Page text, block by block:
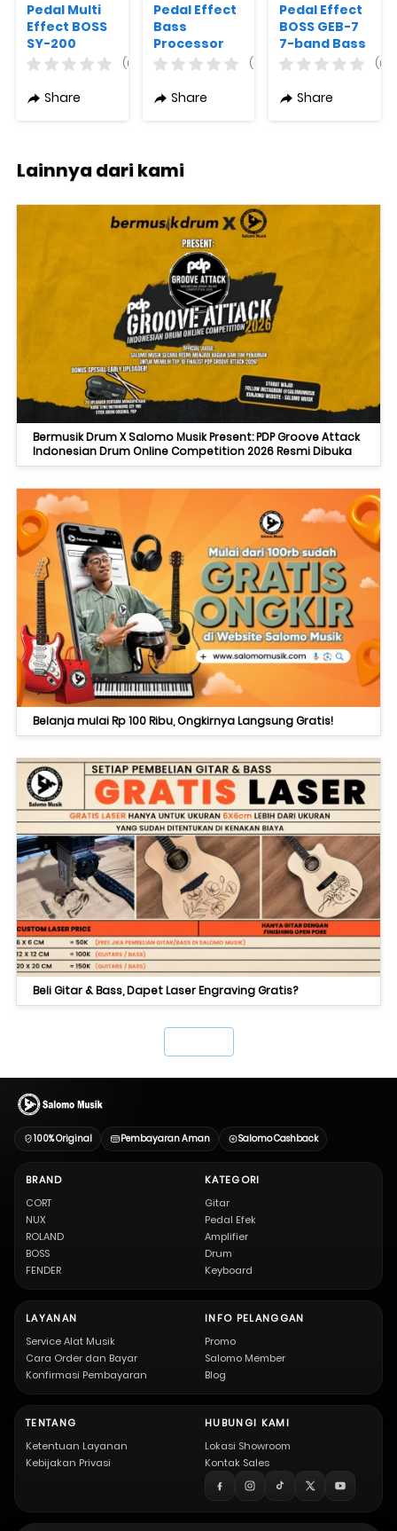
Pedal Multi
Effect BOSS
SY-200
Guitar
Pedal
(0)
Share
Pedal Effect
Bass
Processor
BOSS GT-1B
effects
(0)
Share
Pedal Effect
BOSS GEB-7
7-band Bass
EQ Pedal
(0)
Share
Lainnya dari kami
Bermusik Drum X Salomo Musik Present: PDP Groove Attack
Indonesian Drum Online Competition 2026 Resmi Dibuka
Belanja mulai Rp 100 Ribu, Ongkirnya Langsung Gratis!
Beli Gitar & Bass, Dapet Laser Engraving Gratis?
100% Original Pembayaran Aman Salomo Cashback
BRAND
CORT
NUX
ROLAND
BOSS
FENDER
KATEGORI
Gitar
Pedal Efek
Amplifier
Drum
Keyboard
LAYANAN
Service Alat Musik
Cara Order dan Bayar
Konfirmasi Pembayaran
INFO PELANGGAN
Promo
Salomo Member
Blog
TENTANG
Ketentuan Layanan
Kebijakan Privasi
HUBUNGI KAMI
Lokasi Showroom
Kontak Sales